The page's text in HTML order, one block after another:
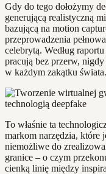
Gdy do tego dołożymy
generującą realistyczną
bazującą na motion
przeprowadzenia
celebrytą. Według raportu
pracują bez przerw,
w każdym zakątku świata.
To właśnie ta
markom narzędzia, które
niemożliwe do
granice – o czym
cienką linię między